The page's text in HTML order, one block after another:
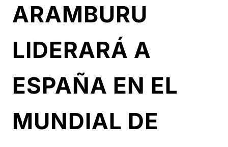
ARAMBURU
LIDERARÁ A
ESPAÑA EN EL
MUNDIAL DE